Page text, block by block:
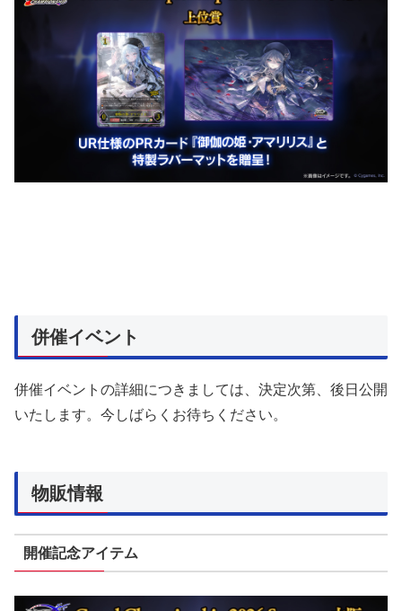
併催イベント
併催イベントの詳細につきましては、決定次第、後日公開
いたします。今しばらくお待ちください。
物販情報
開催記念アイテム